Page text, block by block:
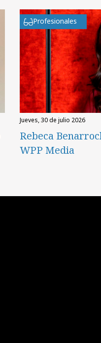
Profesionales
jueves, 30 de julio 2026
Rebeca
WPP Media